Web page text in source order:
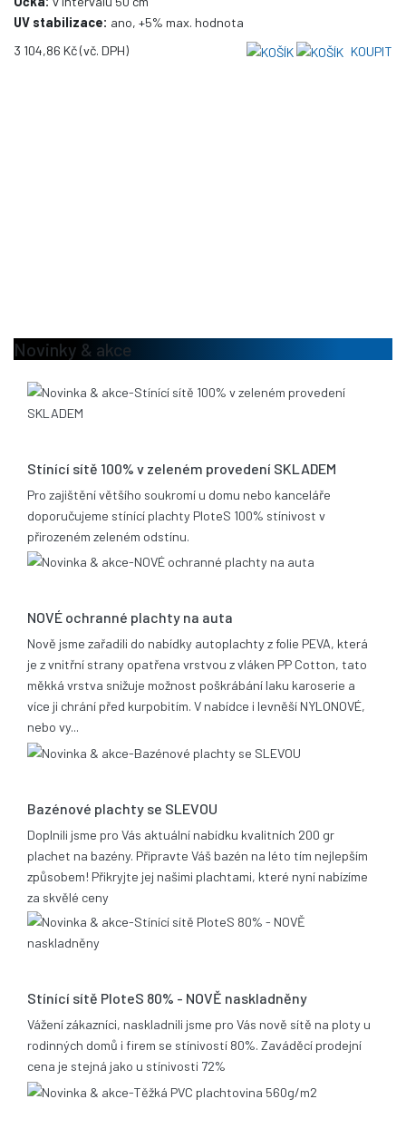
UV stabilizace: ano, +5% max. hodnota
3 104,86 Kč(vč. DPH) KOUPIT
Novinky & akce
Stínící sítě 100% v zeleném provedení SKLADEM
Pro zajištění většího soukromí u domu nebo kanceláře
doporučujeme stínící plachty PloteS 100% stínivost v
přirozeném zeleném odstínu.
NOVÉ ochranné plachty na auta
Nově jsme zařadili do nabídky autoplachty z folie PEVA, která
je z vnitřní strany opatřena vrstvou z vláken PP Cotton, tato
měkká vrstva snižuje možnost poškrábání laku karoserie a
více ji chrání před kurpobitím. V nabídce i levněší NYLONOVÉ,
nebo vy...
Bazénové plachty se SLEVOU
Doplnili jsme pro Vás aktuální nabídku kvalitních 200 gr
plachet na bazény. Připravte Váš bazén na léto tím nejlepším
způsobem! Přikryjte jej našimi plachtami, které nyní nabízíme
za skvělé ceny
Stínící sítě PloteS 80% - NOVĚ naskladněny
Vážení zákazníci, naskladnili jsme pro Vás nově sítě na ploty u
rodinných domů i firem se stínivostí 80%. Zaváděcí prodejní
cena je stejná jako u stínivosti 72%